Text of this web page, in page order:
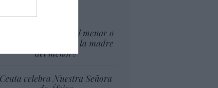
¿El Superior interés el menor o
el superior interés de la madre
del menor?
Ceuta celebra Nuestra Señora